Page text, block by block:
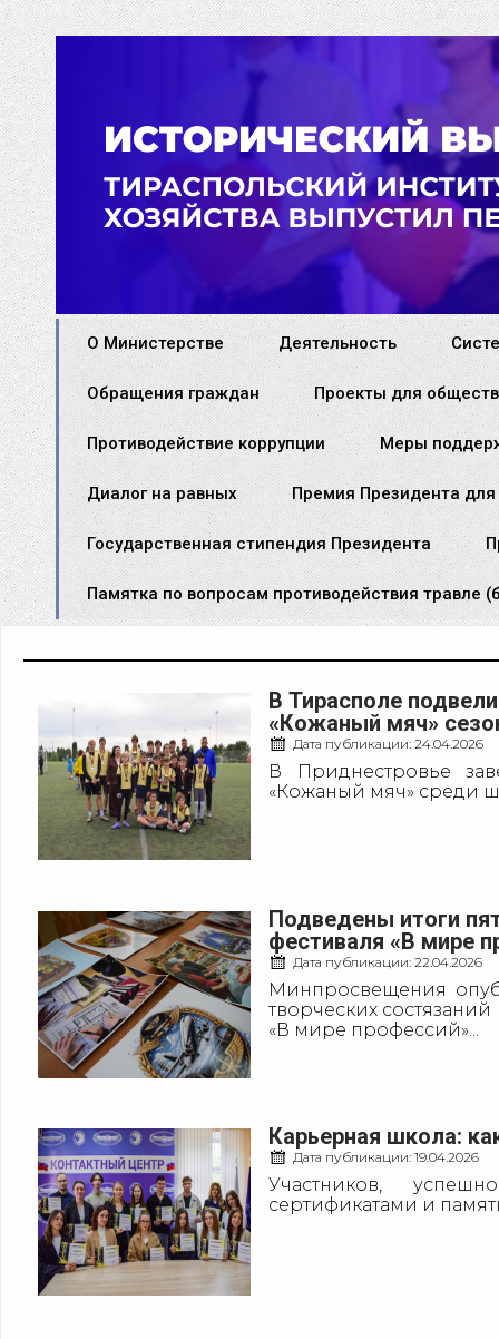
О Министерстве Деятельность
Обращения граждан Проекты для
Противодействие коррупции Меры
Диалог на равных Премия Президента для
Государственная стипендия Президента
Памятка по вопросам противодействия травле
В Тирасполе
«Кожаный мяч»
Дата публикации:24.04.2026
В Приднестровье
«Кожаный мяч» среди
Подведены итоги
фестиваля «В мире
Дата публикации:22.04.2026
Минпросвещения
творческих
«В мире профессий»...
Карьерная школа:
Дата публикации:19.04.2026
Участников,
сертификатами и